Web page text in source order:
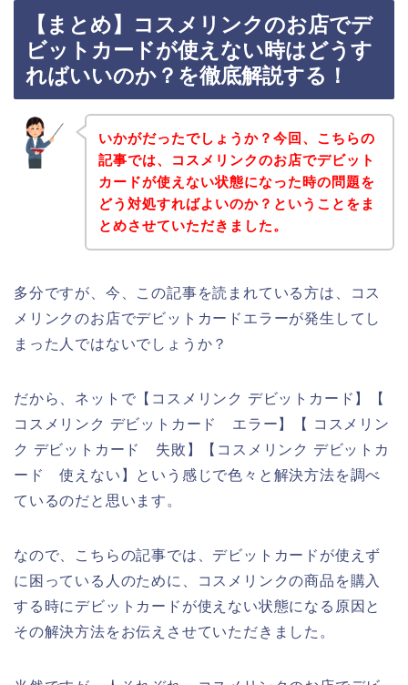
【まとめ】コスメリンクのお店でデ
ビットカードが使えない時はどうす
ればいいのか？を徹底解説する！
いかがだったでしょうか？今回、こちらの
記事では、コスメリンクのお店でデビット
カードが使えない状態になった時の問題を
どう対処すればよいのか？ということをま
とめさせていただきました。
多分ですが、今、この記事を読まれている方は、コス
メリンクのお店でデビットカードエラーが発生してし
まった人ではないでしょうか？
だから、ネットで【コスメリンク デビットカード】【
コスメリンク デビットカード エラー】【 コスメリン
ク デビットカード 失敗】【コスメリンク デビットカ
ード 使えない】という感じで色々と解決方法を調べ
ているのだと思います。
なので、こちらの記事では、デビットカードが使えず
に困っている人のために、コスメリンクの商品を購入
する時にデビットカードが使えない状態になる原因と
その解決方法をお伝えさせていただきました。